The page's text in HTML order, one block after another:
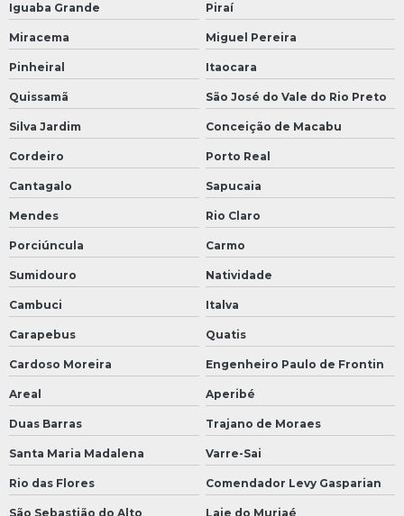
Iguaba Grande Piraí
Miracema Miguel Pereira
Pinheiral Itaocara
Quissamã São José do Vale do Rio Preto
Silva Jardim Conceição de Macabu
Cordeiro Porto Real
Cantagalo Sapucaia
Mendes Rio Claro
Porciúncula Carmo
Sumidouro Natividade
Cambuci Italva
Carapebus Quatis
Cardoso Moreira Engenheiro Paulo de Frontin
Areal Aperibé
Duas Barras Trajano de Moraes
Santa Maria Madalena Varre-Sai
Rio das Flores Comendador Levy Gasparian
São Sebastião do Alto Laje do Muriaé